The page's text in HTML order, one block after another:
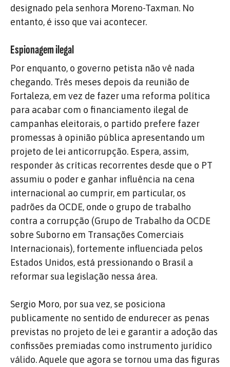
designado pela senhora Moreno-Taxman. No
entanto, é isso que vai acontecer.
Espionagem ilegal
Por enquanto, o governo petista não vê nada
chegando. Três meses depois da reunião de
Fortaleza, em vez de fazer uma reforma política
para acabar com o financiamento ilegal de
campanhas eleitorais, o partido prefere fazer
promessas à opinião pública apresentando um
projeto de lei anticorrupção. Espera, assim,
responder às críticas recorrentes desde que o PT
assumiu o poder e ganhar influência na cena
internacional ao cumprir, em particular, os
padrões da OCDE, onde o grupo de trabalho
contra a corrupção (Grupo de Trabalho da OCDE
sobre Suborno em Transações Comerciais
Internacionais), fortemente influenciada pelos
Estados Unidos, está pressionando o Brasil a
reformar sua legislação nessa área.
Sergio Moro, por sua vez, se posiciona
publicamente no sentido de endurecer as penas
previstas no projeto de lei e garantir a adoção das
confissões premiadas como instrumento jurídico
válido. Aquele que agora se tornou uma das figuras